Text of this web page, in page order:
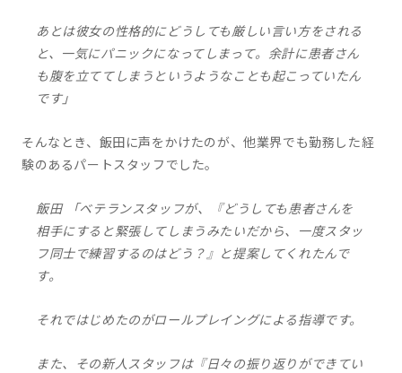
あとは彼女の性格的にどうしても厳しい言い方をされる
と、一気にパニックになってしまって。余計に患者さん
も腹を立ててしまうというようなことも起こっていたん
です」
そんなとき、飯田に声をかけたのが、他業界でも勤務した経
験のあるパートスタッフでした。
飯田 「ベテランスタッフが、『どうしても患者さんを
相手にすると緊張してしまうみたいだから、一度スタッ
フ同士で練習するのはどう？』と提案してくれたんで
す。
それではじめたのがロールプレイングによる指導です。
また、その新人スタッフは『日々の振り返りができてい